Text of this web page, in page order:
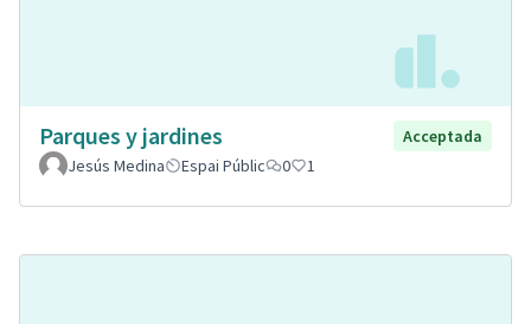
Parques y jardines
Acceptada
Jesús Medina
Espai Públic 0 1